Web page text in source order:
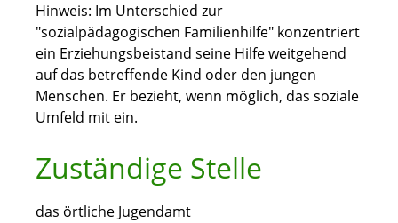
Hinweis: Im Unterschied zur
"sozialpädagogischen Familienhilfe" konzentriert
ein Erziehungsbeistand seine Hilfe weitgehend
auf das betreffende Kind oder den jungen
Menschen. Er bezieht, wenn möglich, das soziale
Umfeld mit ein.
Zuständige Stelle
das örtliche Jugendamt